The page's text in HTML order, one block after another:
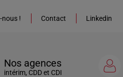
nous ! Contact Linkedin
Nos agences
intérim, CDD et CDI